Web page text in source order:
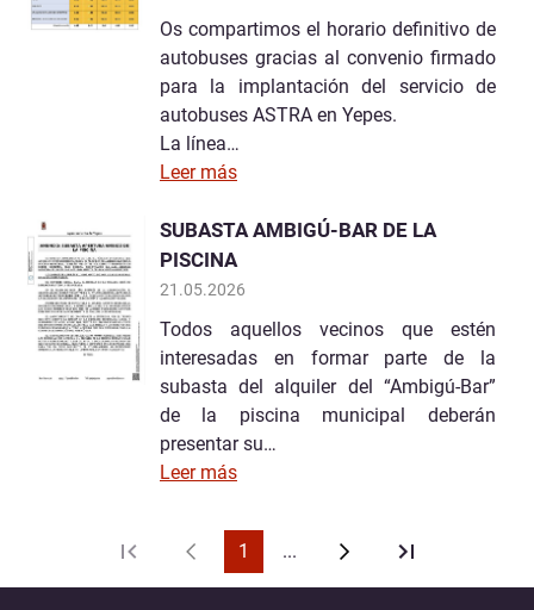
Os compartimos el horario definitivo de
autobuses gracias al convenio firmado
para la implantación del servicio de
autobuses ASTRA en Yepes.
La línea…
Leer más
SUBASTA AMBIGÚ-BAR DE LA
PISCINA
21.05.2026
Todos aquellos vecinos que estén
interesadas en formar parte de la
subasta del alquiler del “Ambigú-Bar”
de la piscina municipal deberán
presentar su…
Leer más
1 ...